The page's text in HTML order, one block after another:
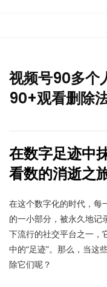
视频号90多个
90+观看删除
在数字足迹中
看数的消逝之
在这个数字化的时代，每
的一小部分，被永久地记
下流行的社交平台之一，
中的“足迹”。那么，当这
除它们呢？